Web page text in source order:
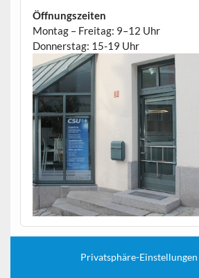
Öffnungszeiten
Montag – Freitag: 9–12 Uhr
Donnerstag: 15-19 Uhr
Privatsphäre-